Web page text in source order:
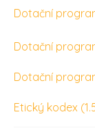
Dotační
Dotační
Dotační
Etický kodex